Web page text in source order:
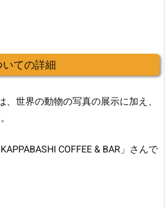
ての詳細
世界の動物の写真の展示に加え、
COFFEE & BAR」さんで